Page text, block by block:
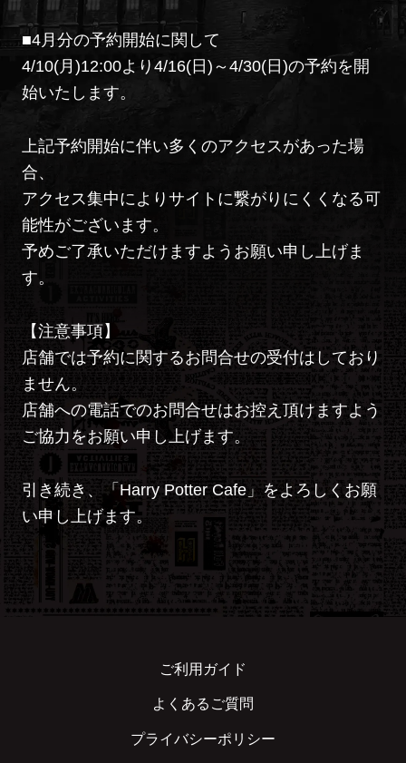
■4月分の予約開始に関して
4/10(月)12:00より4/16(日)～4/30(日)の予約を開
始いたします。
上記予約開始に伴い多くのアクセスがあった場
合、
アクセス集中によりサイトに繋がりにくくなる可
能性がございます。
予めご了承いただけますようお願い申し上げま
す。
【注意事項】
店舗では予約に関するお問合せの受付はしており
ません。
店舗への電話でのお問合せはお控え頂けますよう
ご協力をお願い申し上げます。
引き続き、「Harry Potter Cafe」をよろしくお願
い申し上げます。
ご利用ガイド
よくあるご質問
プライバシーポリシー